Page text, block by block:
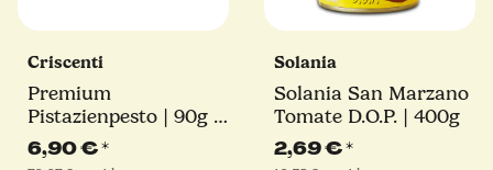
Criscenti
Premium
Pistazienpesto | 90g |
65% Pistazienanteil
6,90 €*
Solania
Solania San Marzano
Tomate D.O.P. | 400g
2,69 €*